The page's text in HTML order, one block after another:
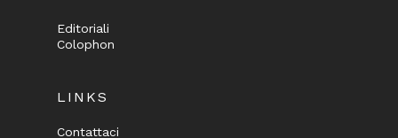
Editoriali
Colophon
LINKS
Contattaci